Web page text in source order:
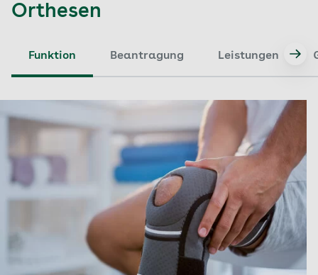
Orthesen
Funktion Beantragung Leistungen